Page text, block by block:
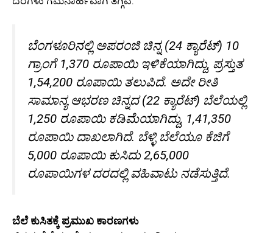
ಬೆಂಗಳೂರಿನಲ್ಲಿ ಅಪರಂಜಿ ಚಿನ್ನ (24 ಕ್ಯಾರೆಟ್) 10
ಗ್ರಾಂಗೆ 1,370 ರೂಪಾಯಿ ಇಳಿಕೆಯಾಗಿದ್ದು, ಪ್ರಸ್ತುತ
1,54,200 ರೂಪಾಯಿ ತಲುಪಿದೆ. ಅದೇ ರೀತಿ
ಸಾಮಾನ್ಯ ಆಭರಣ ಚಿನ್ನದ (22 ಕ್ಯಾರೆಟ್) ಬೆಲೆಯಲ್ಲಿ
1,250 ರೂಪಾಯಿ ಕಡಿಮೆಯಾಗಿದ್ದು, 1,41,350
ರೂಪಾಯಿ ದಾಖಲಾಗಿದೆ. ಬೆಳ್ಳಿ ಬೆಲೆಯೂ ಕೆಜಿಗೆ
5,000 ರೂಪಾಯಿ ಕುಸಿದು 2,65,000
ರೂಪಾಯಿಗಳ ದರದಲ್ಲಿ ವಹಿವಾಟು ನಡೆಸುತ್ತಿದೆ.
ಬೆಲೆ ಕುಸಿತಕ್ಕೆ ಪ್ರಮುಖ ಕಾರಣಗಳು